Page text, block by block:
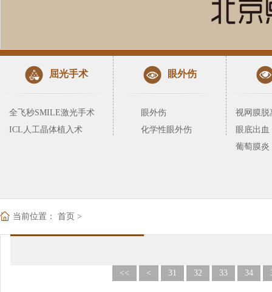
屈光手术
全飞秒SMILE激光手术
ICL人工晶体植入术
眼外伤
眼外伤
化学性眼外伤
视网膜脱
眼底出血
葡萄膜炎
当前位置： 首页 >
<< < 31 32 33 34